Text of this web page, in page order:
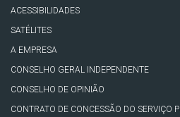
ACESSIBILIDADES
SATÉLITES
A EMPRESA
CONSELHO GERAL INDEPENDENTE
CONSELHO DE OPINIÃO
CONTRATO DE CONCESSÃO DO SERVIÇO